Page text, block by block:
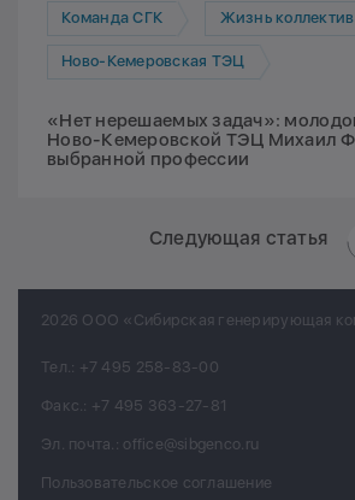
Команда СГК Жизнь
Ново-Кемеровская ТЭЦ
«Нет нерешаемых задач»:
Ново-Кемеровской ТЭЦ Михаил
выбранной профессии
Следующая статья
2026 ООО «Сибирская генерирующая
Тел.: +7 495 258-83-00
Факс.: +7 495 363-27-81
Эл. почта.: office@sibgenco.ru
Пользовательское соглашение